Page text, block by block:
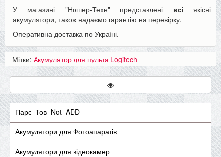
У магазині "Ношер-Техн" представлені всіякісні
акумулятори, також надаємо гарантію на перевірку.
Оперативна доставка по Україні.
Мітки: Акумулятор для пульта Logitech
Парс_Тов_Not_ADD
Акумулятори для Фотоапаратів
Акумулятори для відеокамер